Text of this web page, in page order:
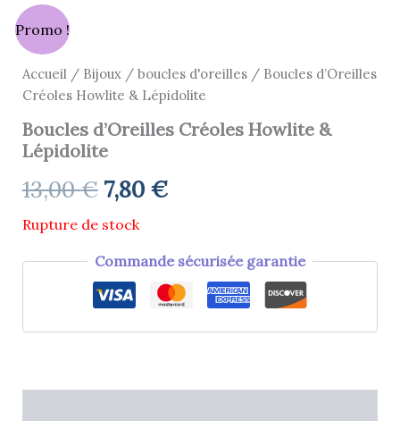
Promo !
Accueil / Bijoux/ boucles d'oreilles/ Boucles d’Oreilles
Créoles Howlite & Lépidolite
Boucles d’Oreilles Créoles Howlite &
Lépidolite
13,00€
prix
initial
était :
13,00 €.
7,80 €
prix
actuel
est :
7,80 €.
Rupture de stock
Commande sécurisée garantie